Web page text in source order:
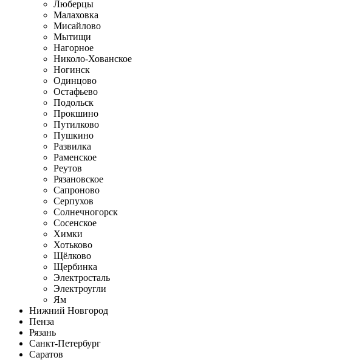
Люберцы
Малаховка
Мисайлово
Мытищи
Нагорное
Николо-Хованское
Ногинск
Одинцово
Остафьево
Подольск
Прокшино
Путилково
Пушкино
Развилка
Раменское
Реутов
Рязановское
Сапроново
Серпухов
Солнечногорск
Сосенское
Химки
Хотьково
Щёлково
Щербинка
Электросталь
Электроугли
Ям
Нижний Новгород
Пенза
Рязань
Санкт-Петербург
Саратов